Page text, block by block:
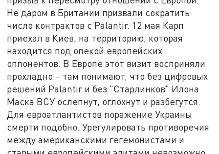
Не даром в Британии призвали сократить
число контрактов с Palantir. 12 мая Карп
приехал в Киев, на территорию, которая
находится под опекой европейских
оппонентов. В Европе этот визит восприняли
прохладно – там понимают, что без цифровых
решений Palantir и без "Старлинков" Илона
Маска ВСУ ослепнут, оглохнут и разбегутся.
Для евроатлантистов поражение Украины
смерти подобно. Урегулировать противоречия
между американскими гегемонистами и